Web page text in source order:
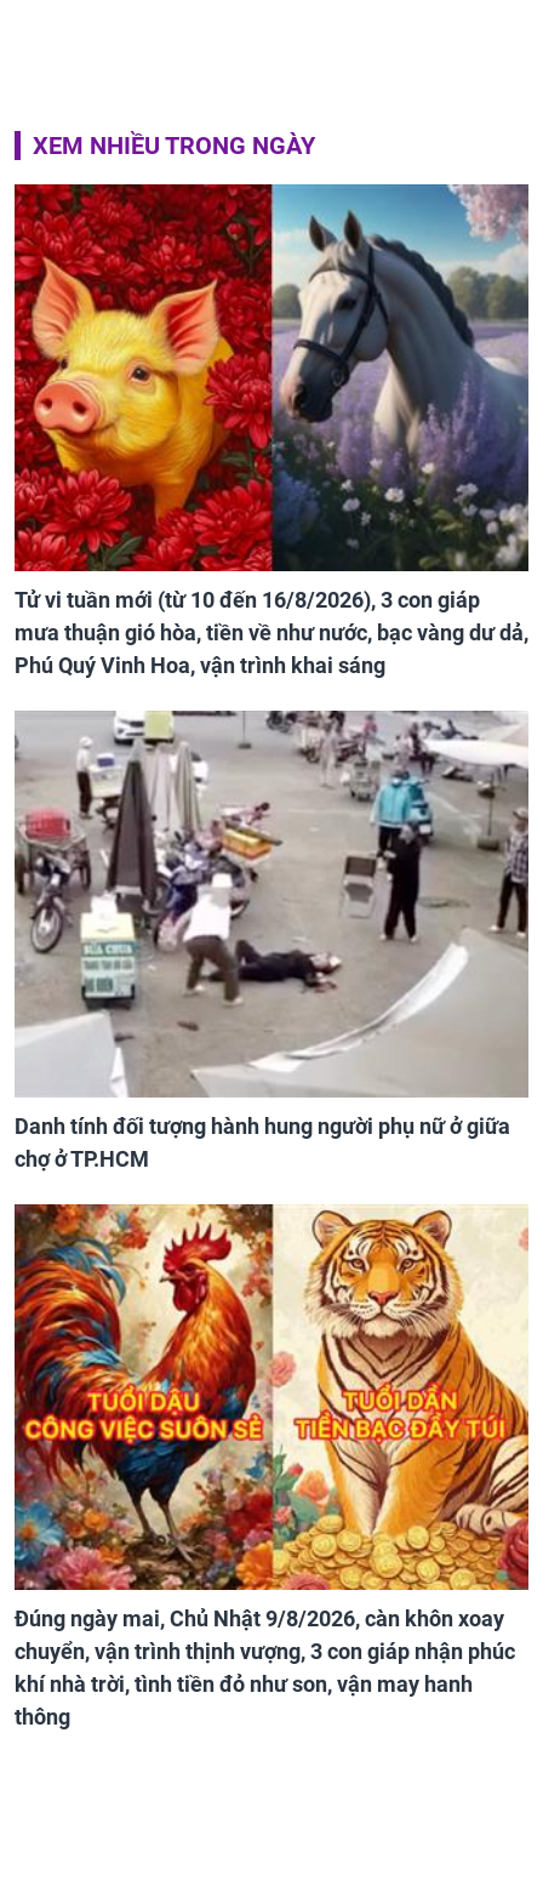
XEM NHIỀU TRONG NGÀY
Tử vi tuần mới (từ 10 đến 16/8/2026), 3 con giáp
mưa thuận gió hòa, tiền về như nước, bạc vàng dư dả,
Phú Quý Vinh Hoa, vận trình khai sáng
Danh tính đối tượng hành hung người phụ nữ ở giữa
chợ ở TP.HCM
Đúng ngày mai, Chủ Nhật 9/8/2026, càn khôn xoay
chuyển, vận trình thịnh vượng, 3 con giáp nhận phúc
khí nhà trời, tình tiền đỏ như son, vận may hanh
thông